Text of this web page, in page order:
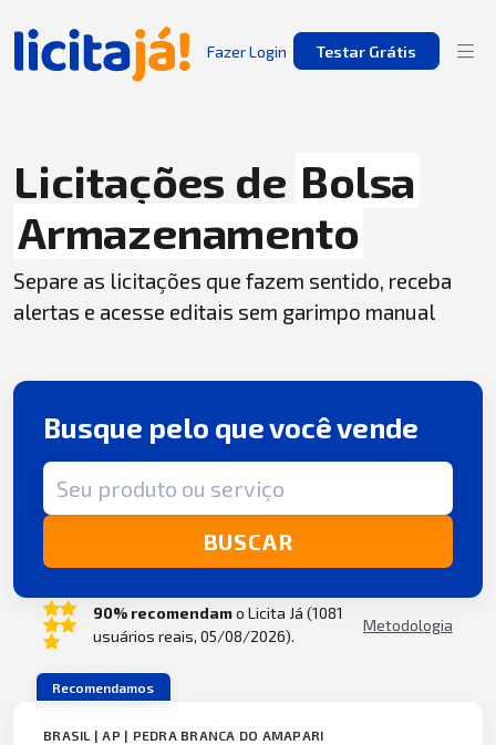
Fazer Login Testar Grátis
Licitações de Bolsa
Armazenamento
Separe as licitações que fazem sentido, receba
alertas e acesse editais sem garimpo manual
Busque pelo que você vende
Termo de busca
BUSCAR
90% recomendamo Licita Já (1081
usuários reais, 05/08/2026).
Metodologia
Recomendamos
BRASIL | AP | PEDRA BRANCA DO AMAPARI